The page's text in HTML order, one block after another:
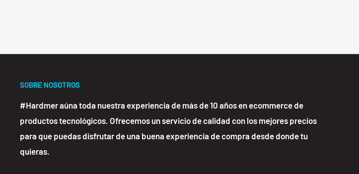
SOBRE NOSOTROS
#Hardmer aúna toda nuestra experiencia de más de 10 años en ecommerce de
productos tecnológicos. Ofrecemos un servicio de calidad con los mejores precios
para que puedas disfrutar de una buena experiencia de compra desde donde tu
quieras.